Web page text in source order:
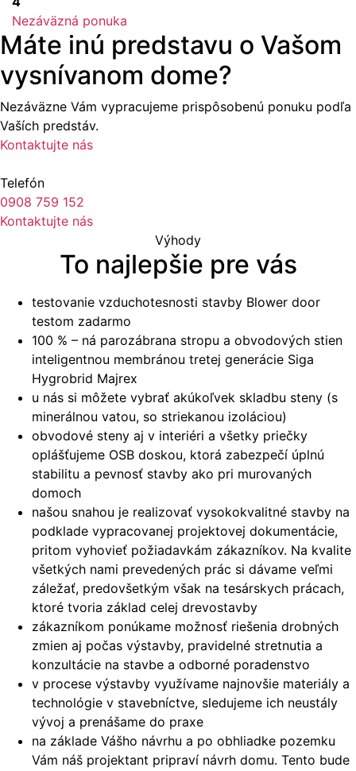
Nezáväzná ponuka
Máte inú predstavu o Vašom
vysnívanom dome?
Nezáväzne Vám vypracujeme prispôsobenú ponuku podľa
Vaších predstáv.
Kontaktujte nás
Telefón
0908 759 152
Kontaktujte nás
Výhody
To najlepšie pre vás
testovanie vzduchotesnosti stavby Blower door
testom zadarmo
100 % – ná parozábrana stropu a obvodových stien
inteligentnou membránou tretej generácie Siga
Hygrobrid Majrex
u nás si môžete vybrať akúkoľvek skladbu steny (s
minerálnou vatou, so striekanou izoláciou)
obvodové steny aj v interiéri a všetky priečky
oplášťujeme OSB doskou, ktorá zabezpečí úplnú
stabilitu a pevnosť stavby ako pri murovaných
domoch
našou snahou je realizovať vysokokvalitné stavby na
podklade vypracovanej projektovej dokumentácie,
pritom vyhovieť požiadavkám zákazníkov. Na kvalite
všetkých nami prevedených prác si dávame veľmi
záležať, predovšetkým však na tesárskych prácach,
ktoré tvoria základ celej drevostavby
zákazníkom ponúkame možnosť riešenia drobných
zmien aj počas výstavby, pravidelné stretnutia a
konzultácie na stavbe a odborné poradenstvo
v procese výstavby využívame najnovšie materiály a
technológie v stavebníctve, sledujeme ich neustály
vývoj a prenášame do praxe
na základe Vášho návrhu a po obhliadke pozemku
Vám náš projektant pripraví návrh domu. Tento bude